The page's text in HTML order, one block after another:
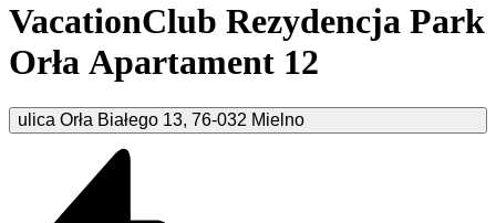
VacationClub Rezydencja Park
Orła Apartament 12
ulica Orła Białego 13, 76-032 Mielno